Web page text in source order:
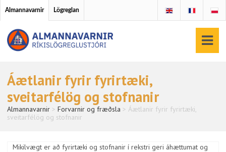
Almannavarnir Lögreglan
Áætlanir fyrir fyrirtæki,
sveitarfélög og stofnanir
Almannavarnir > Forvarnir og fræðsla > Áætlanir fyrir fyrirtæki,
sveitarfélög og stofnanir
Mikilvægt er að fyrirtæki og stofnanir í rekstri geri áhættumat og